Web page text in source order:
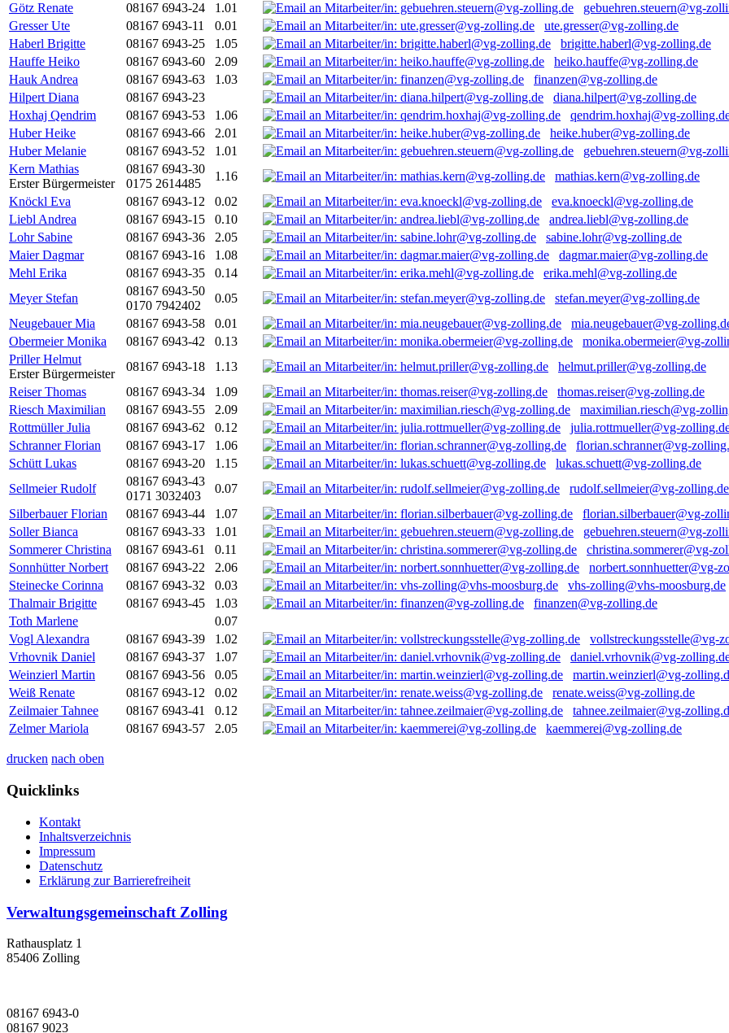
Götz Renate
08167 6943-24 1.01
gebuehren.steuern@vg-
Gresser Ute
08167 6943-11 0.01
ute.gresser@vg-zolling.de
Haberl Brigitte
08167 6943-25 1.05
brigitte.haberl@vg-zolling.de
Hauffe Heiko
08167 6943-60 2.09
heiko.hauffe@vg-zolling.de
Hauk Andrea
08167 6943-63 1.03
finanzen@vg-zolling.de
Hilpert Diana
08167 6943-23
diana.hilpert@vg-zolling.de
Hoxhaj Qendrim
08167 6943-53 1.06
qendrim.hoxhaj@vg-
Huber Heike
08167 6943-66 2.01
heike.huber@vg-zolling.de
Huber Melanie
08167 6943-52 1.01
gebuehren.steuern@vg-
Kern Mathias
Erster Bürgermeister
08167 6943-30
0175 2614485
1.16
mathias.kern@vg-zolling.de
Knöckl Eva
08167 6943-12 0.02
eva.knoeckl@vg-zolling.de
Liebl Andrea
08167 6943-15 0.10
andrea.liebl@vg-zolling.de
Lohr Sabine
08167 6943-36 2.05
sabine.lohr@vg-zolling.de
Maier Dagmar
08167 6943-16 1.08
dagmar.maier@vg-zolling.de
Mehl Erika
08167 6943-35 0.14
erika.mehl@vg-zolling.de
Meyer Stefan
08167 6943-50
0170 7942402
0.05
stefan.meyer@vg-zolling.de
Neugebauer Mia
08167 6943-58 0.01
mia.neugebauer@vg-
Obermeier Monika
08167 6943-42 0.13
monika.obermeier@vg-
Priller Helmut
Erster Bürgermeister
08167 6943-18 1.13
helmut.priller@vg-zolling.de
Reiser Thomas
08167 6943-34 1.09
thomas.reiser@vg-zolling.de
Riesch Maximilian
08167 6943-55 2.09
maximilian.riesch@vg-
Rottmüller Julia
08167 6943-62 0.12
julia.rottmueller@vg-
Schranner Florian
08167 6943-17 1.06
florian.schranner@vg-
Schütt Lukas
08167 6943-20 1.15
lukas.schuett@vg-zolling.de
Sellmeier Rudolf
08167 6943-43
0171 3032403
0.07
rudolf.sellmeier@vg-zolling.de
Silberbauer Florian
08167 6943-44 1.07
florian.silberbauer@vg-
Soller Bianca
08167 6943-33 1.01
gebuehren.steuern@vg-
Sommerer Christina
08167 6943-61 0.11
christina.sommerer@vg-
Sonnhütter Norbert
08167 6943-22 2.06
norbert.sonnhuetter@vg-
Steinecke Corinna
08167 6943-32 0.03
vhs-zolling@vhs-moosburg.de
Thalmair Brigitte
08167 6943-45 1.03
finanzen@vg-zolling.de
Toth Marlene
0.07
Vogl Alexandra
08167 6943-39 1.02
vollstreckungsstelle@vg-
Vrhovnik Daniel
08167 6943-37 1.07
daniel.vrhovnik@vg-
Weinzierl Martin
08167 6943-56 0.05
martin.weinzierl@vg-
Weiß Renate
08167 6943-12 0.02
renate.weiss@vg-zolling.de
Zeilmaier Tahnee
08167 6943-41 0.12
tahnee.zeilmaier@vg-
Zelmer Mariola
08167 6943-57 2.05 kaemmerei@vg-zolling.de
drucken nach oben
Quicklinks
Kontakt
Inhaltsverzeichnis
Impressum
Datenschutz
Erklärung zur Barrierefreiheit
Verwaltungsgemeinschaft Zolling
Rathausplatz 1
85406 Zolling
08167 6943-0
08167 9023